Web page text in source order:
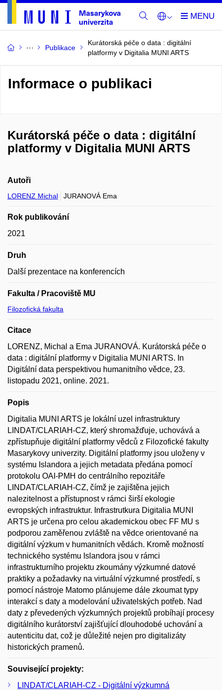
Publikace
Kurátorská péče o data : digitální
platformy v Digitalia MUNI ARTS
Informace o publikaci
Kurátorská péče o data : digitální
platformy v Digitalia MUNI ARTS
Autoři
LORENZ Michal JURANOVÁ Ema
Rok publikování
2021
Druh
Další prezentace na konferencích
Fakulta / Pracoviště MU
Filozofická fakulta
Citace
LORENZ, Michal a Ema JURANOVÁ. Kurátorská péče o
data : digitální platformy v Digitalia MUNI ARTS. In
Digitální data perspektivou humanitního vědce, 23.
listopadu 2021, online. 2021.
Popis
Digitalia MUNI ARTS je lokální uzel infrastruktury
LINDAT/CLARIAH-CZ, který shromažďuje, uchovává a
zpřístupňuje digitální platformy vědců z Filozofické fakulty
Masarykovy univerzity. Digitální platformy jsou uloženy v
systému Islandora a jejich metadata předána pomocí
protokolu OAI-PMH do centrálního repozitáře
LINDAT/CLARIAH-CZ, čímž je zajištěna jejich
nalezitelnost a přístupnost v rámci širší ekologie
evropských infrastruktur. Infrastrutkura Digitalia MUNI
ARTS je určena pro celou akademickou obec FF MU s
podporou zaměřenou zvláště na vědce orientované na
digitální výzkum v humanitních vědách. Kromě možností
technického systému Islandora jsou v rámci
infrastrukturního projektu zkoumány výzkumné datové
praktiky a požadavky na virtuální výzkumné prostředí, s
pomocí nástroje Matomo plánujeme dále zkoumat typy
interakcí s daty a modelování uživatelských potřeb. Nad
daty z převedených výzkumných projektů probíhají procesy
digitálního kurátorství zajišťující dlouhodobé uchování a
autenticitu dat, což je důležité nejen pro digitalizáty
historických pramenů.
Související projekty:
LINDAT/CLARIAH-CZ - Digitální výzkumná